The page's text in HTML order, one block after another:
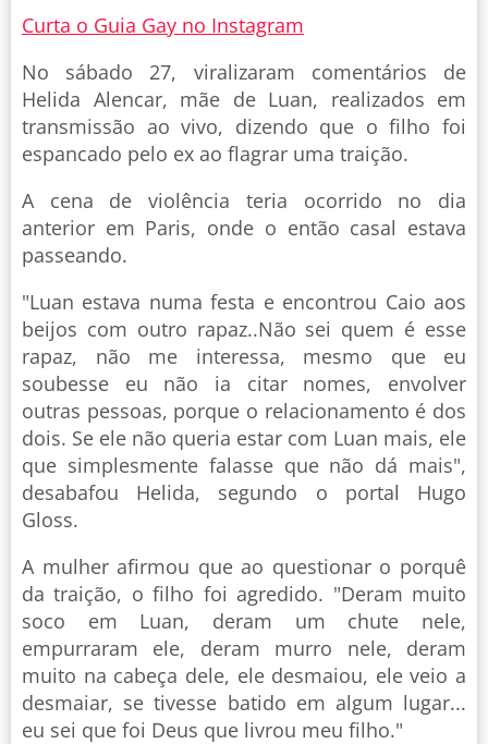
Curta o Guia Gay no Instagram
No sábado 27, viralizaram comentários de
Helida Alencar, mãe de Luan, realizados em
transmissão ao vivo, dizendo que o filho foi
espancado pelo ex ao flagrar uma traição.
A cena de violência teria ocorrido no dia
anterior em Paris, onde o então casal estava
passeando.
"Luan estava numa festa e encontrou Caio aos
beijos com outro rapaz..Não sei quem é esse
rapaz, não me interessa, mesmo que eu
soubesse eu não ia citar nomes, envolver
outras pessoas, porque o relacionamento é dos
dois. Se ele não queria estar com Luan mais, ele
que simplesmente falasse que não dá mais",
desabafou Helida, segundo o portal Hugo
Gloss.
A mulher afirmou que ao questionar o porquê
da traição, o filho foi agredido. "Deram muito
soco em Luan, deram um chute nele,
empurraram ele, deram murro nele, deram
muito na cabeça dele, ele desmaiou, ele veio a
desmaiar, se tivesse batido em algum lugar...
eu sei que foi Deus que livrou meu filho."